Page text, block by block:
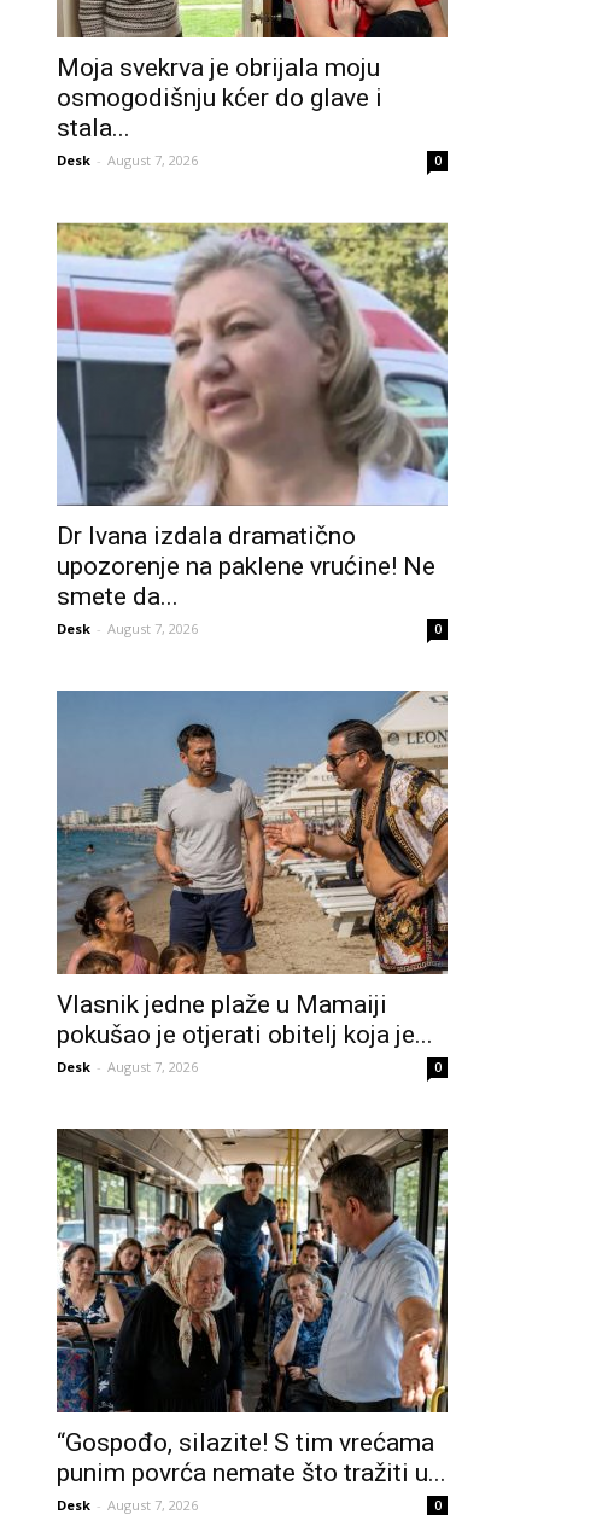
Moja svekrva je obrijala moju
osmogodišnju kćer do glave i
stala...
Desk - August 7, 2026 0
Dr Ivana izdala dramatično
upozorenje na paklene vrućine! Ne
smete da...
Desk - August 7, 2026 0
Vlasnik jedne plaže u Mamaiji
pokušao je otjerati obitelj koja je...
Desk - August 7, 2026 0
“Gospođo, silazite! S tim vrećama
punim povrća nemate što tražiti u...
Desk - August 7, 2026 0